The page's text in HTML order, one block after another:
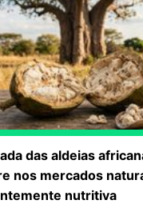
das aldeias
nos mercados
nutritiva